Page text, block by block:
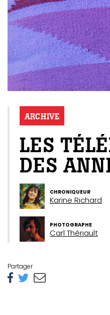
ARCHIVE
LES
DES
CHRONIQUEUR
Karine Richard
PHOTOGRAPHE
Carl Thériault
Partager